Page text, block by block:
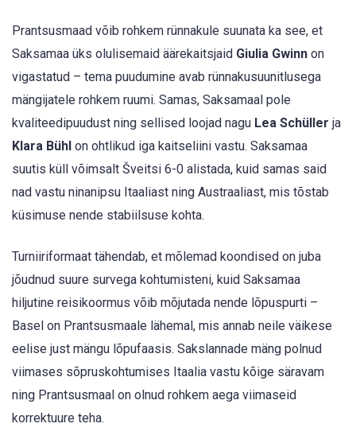
Prantsusmaad võib rohkem rünnakule suunata ka see, et
Saksamaa üks olulisemaid äärekaitsjaid Giulia Gwinn on
vigastatud – tema puudumine avab rünnakusuunitlusega
mängijatele rohkem ruumi. Samas, Saksamaal pole
kvaliteedipuudust ning sellised loojad nagu Lea Schüller ja
Klara Bühl on ohtlikud iga kaitseliini vastu. Saksamaa
suutis küll võimsalt Šveitsi 6-0 alistada, kuid samas said
nad vastu ninanipsu Itaaliast ning Austraaliast, mis tõstab
küsimuse nende stabiilsuse kohta.
Turniiriformaat tähendab, et mõlemad koondised on juba
jõudnud suure survega kohtumisteni, kuid Saksamaa
hiljutine reisikoormus võib mõjutada nende lõpuspurti –
Basel on Prantsusmaale lähemal, mis annab neile väikese
eelise just mängu lõpufaasis. Sakslannade mäng polnud
viimases sõpruskohtumises Itaalia vastu kõige säravam
ning Prantsusmaal on olnud rohkem aega viimaseid
korrektuure teha.